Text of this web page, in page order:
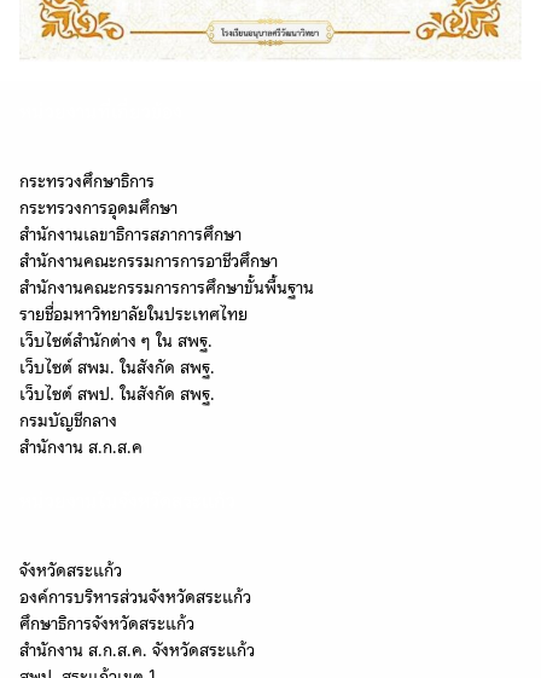
Search
for:
กระทรวงศึกษาธิการ
กระทรวงการอุดมศึกษา
สำนักงานเลขาธิการสภาการศึกษา
สำนักงานคณะกรรมการการอาชีวศึกษา
สำนักงานคณะกรรมการการศึกษาขั้นพื้นฐาน
รายชื่อมหาวิทยาลัยในประเทศไทย
เว็บไซต์สำนักต่าง ๆ ใน สพฐ.
เว็บไซต์ สพม. ในสังกัด สพฐ.
เว็บไซต์ สพป. ในสังกัด สพฐ.
กรมบัญชีกลาง
สำนักงาน ส.ก.ส.ค
จังหวัดสระแก้ว
องค์การบริหารส่วนจังหวัดสระแก้ว
ศึกษาธิการจังหวัดสระแก้ว
สำนักงาน ส.ก.ส.ค. จังหวัดสระแก้ว